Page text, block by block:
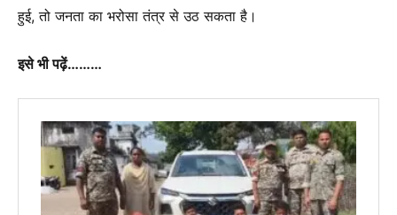
हुई, तो जनता का भरोसा तंत्र से उठ सकता है।
इसे भी पढ़ें………